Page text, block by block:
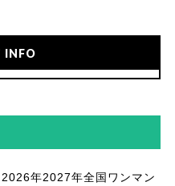
INFO
年2027年全国ワンマン